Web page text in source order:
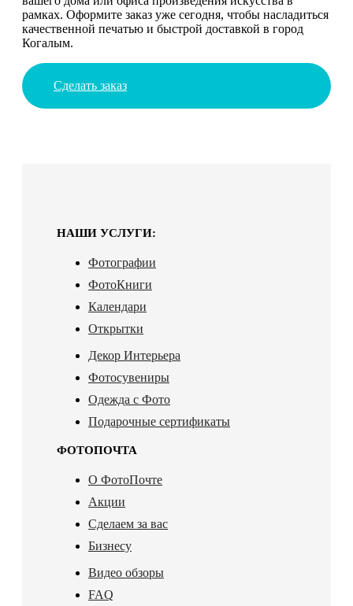
рамках. Оформите заказ уже сегодня, чтобы насладиться
качественной печатью и быстрой доставкой в город
Когалым.
Сделать заказ
НАШИ УСЛУГИ:
Фотографии
ФотоКниги
Календари
Открытки
Декор Интерьера
Фотосувениры
Одежда с Фото
Подарочные сертификаты
ФОТОПОЧТА
О ФотоПочте
Акции
Сделаем за вас
Бизнесу
Видео обзоры
FAQ